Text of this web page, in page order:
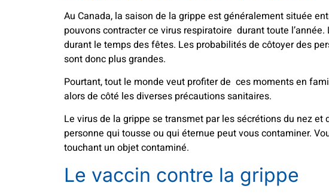
Au Canada, la saison de la grippe est généralement située
pouvons contracter ce virus respiratoire durant toute
durant le temps des fêtes. Les probabilités de côtoyer des
sont donc plus grandes.
Pourtant, tout le monde veut profiter de ces moments en
alors de côté les diverses précautions sanitaires.
Le virus de la grippe se transmet par les sécrétions du nez et
personne qui tousse ou qui éternue peut vous contaminer.
touchant un objet contaminé.
Le vaccin contre la grippe